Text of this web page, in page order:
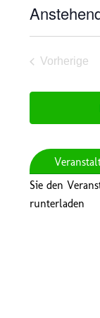
Datum
Vorherige
Sie den
runterladen